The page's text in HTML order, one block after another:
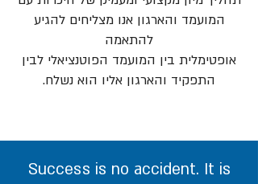
המועמד והארגון אנו מצליחים להגיע
להתאמה
אופטימלית בין המועמד הפוטנציאלי לבין
התפקיד והארגון אליו הוא נשלח.
Success is no accident. It is